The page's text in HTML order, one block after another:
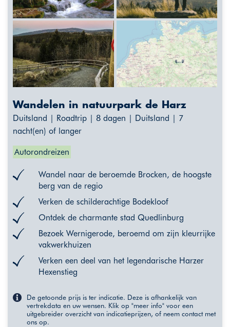
Wandelen in natuurpark de Harz
Duitsland | Roadtrip | 8 dagen | Duitsland | 7
nacht(en) of langer
Autorondreizen
Wandel naar de beroemde Brocken, de hoogste
berg van de regio
Verken de schilderachtige Bodekloof
Ontdek de charmante stad Quedlinburg
Bezoek Wernigerode, beroemd om zijn kleurrijke
vakwerkhuizen
Verken een deel van het legendarische Harzer
Hexenstieg
De getoonde prijs is ter indicatie. Deze is afhankelijk van
vertrekdata en uw wensen. Klik op "meer info" voor een
uitgebreider overzicht van indicatieprijzen, of neem contact met
ons op.